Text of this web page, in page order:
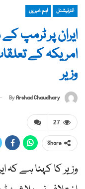
انٹرنیشنل اہم خبریں
ایران پر ٹرمپ
امریکہ کے
وزیر
ByArshad Chaudhary
27
Share
وزیر کا کہنا ہے